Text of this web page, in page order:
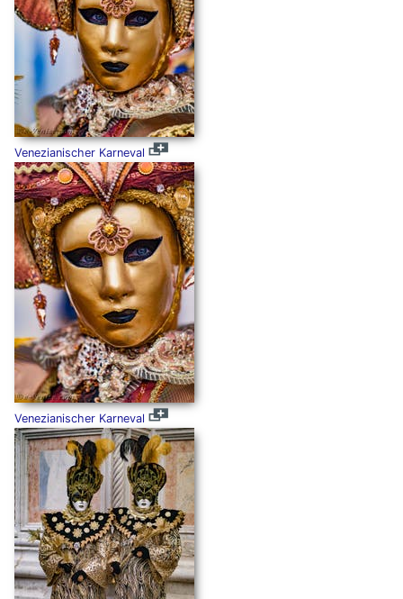
Venezianischer Karneval
Venezianischer Karneval